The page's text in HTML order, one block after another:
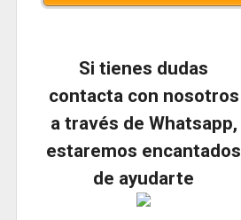
Si tienes dudas
contacta con nosotros
a través de Whatsapp,
estaremos encantados
de ayudarte